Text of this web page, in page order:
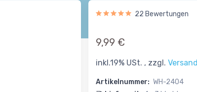
22 Bewertungen
9,99 €
inkl.19% USt. , zzgl. Versand
Artikelnummer: WH-2404